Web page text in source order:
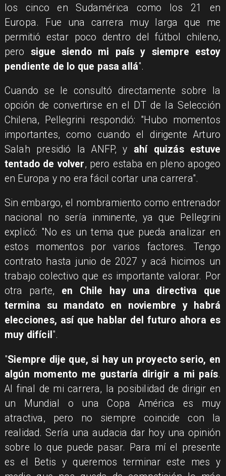
los cinco en Sudamérica como los 21 en
Europa. Fue una carrera muy larga que me
permitió estar poco dentro del fútbol chileno,
pero sigue siendo mi país y siempre estoy
pendiente de lo que pasa allá".
Cuando se le consultó directamente sobre la
opción de convertirse en el DT de la Selección
Chilena, Pellegrini respondió: "Hubo momentos
importantes, como cuando el dirigente Arturo
Salah presidió la ANFP, y ahí quizás estuve
tentado de volver, pero estaba en pleno apogeo
en Europa y no era fácil cortar una carrera".
Sin embargo, el nombramiento como entrenador
nacional no sería inminente, ya que Pellegrini
explicó: "No es un tema que pueda analizar en
estos momentos por varios factores. Tengo
contrato hasta junio de 2027 y acá hicimos un
trabajo colectivo que es importante valorar. Por
otra parte, en Chile hay una directiva que
termina su mandato en noviembre y habrá
elecciones, así que hablar del futuro ahora es
muy difícil ".
"Siempre dije que, si hay un proyecto serio, en
algún momento me gustaría dirigir a mi país.
Al final de mi carrera, la posibilidad de dirigir en
un Mundial o una Copa América es muy
atractiva, pero no siempre coincide con la
realidad. Sería una audacia dar hoy una opinión
sobre lo que puede pasar. Para mí el presente
es el Betis y queremos terminar este mes y